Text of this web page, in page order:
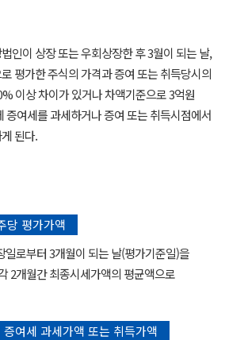
인이 상장 또는 우회상장한 후 3월이 되는 날,
평가한 주식의 가격과 증여 또는 취득당시의
이상 차이가 있거나 차액기준으로 3억원
증여세를 과세하거나 증여 또는 취득시점에서
된다.
당 평가가액
일로부터 3개월이 되는 날(평가기준일)을
2개월간 최종시세가액의 평균액으로
여세 과세가액 또는 취득가액